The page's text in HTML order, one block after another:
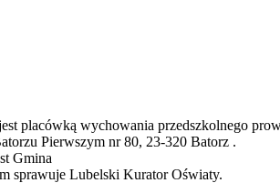
placówką wychowania przedszkolnego
Pierwszym nr 80, 23-320 Batorz .
Gmina
sprawuje Lubelski Kurator Oświaty.